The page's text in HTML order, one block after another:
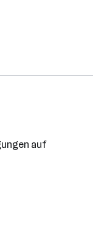
auf